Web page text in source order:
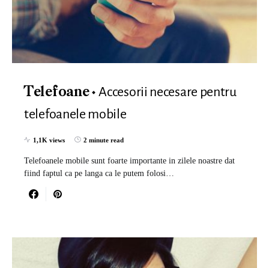
Telefoane
Accesorii necesare pentru
telefoanele mobile
1,1K views 2 minute read
Telefoanele mobile sunt foarte importante in zilele noastre dat
fiind faptul ca pe langa ca le putem folosi…